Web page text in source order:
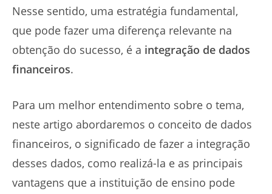
Nesse sentido, uma estratégia fundamental,
que pode fazer uma diferença relevante na
obtenção do sucesso, é a integração de dados
financeiros.
Para um melhor entendimento sobre o tema,
neste artigo abordaremos o conceito de dados
financeiros, o significado de fazer a integração
desses dados, como realizá-la e as principais
vantagens que a instituição de ensino pode